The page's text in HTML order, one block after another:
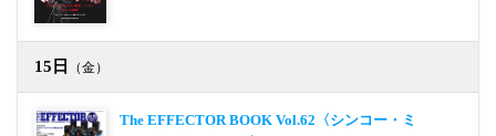
15日 （金）
The EFFECTOR BOOK Vol.62〈シンコー・ミ